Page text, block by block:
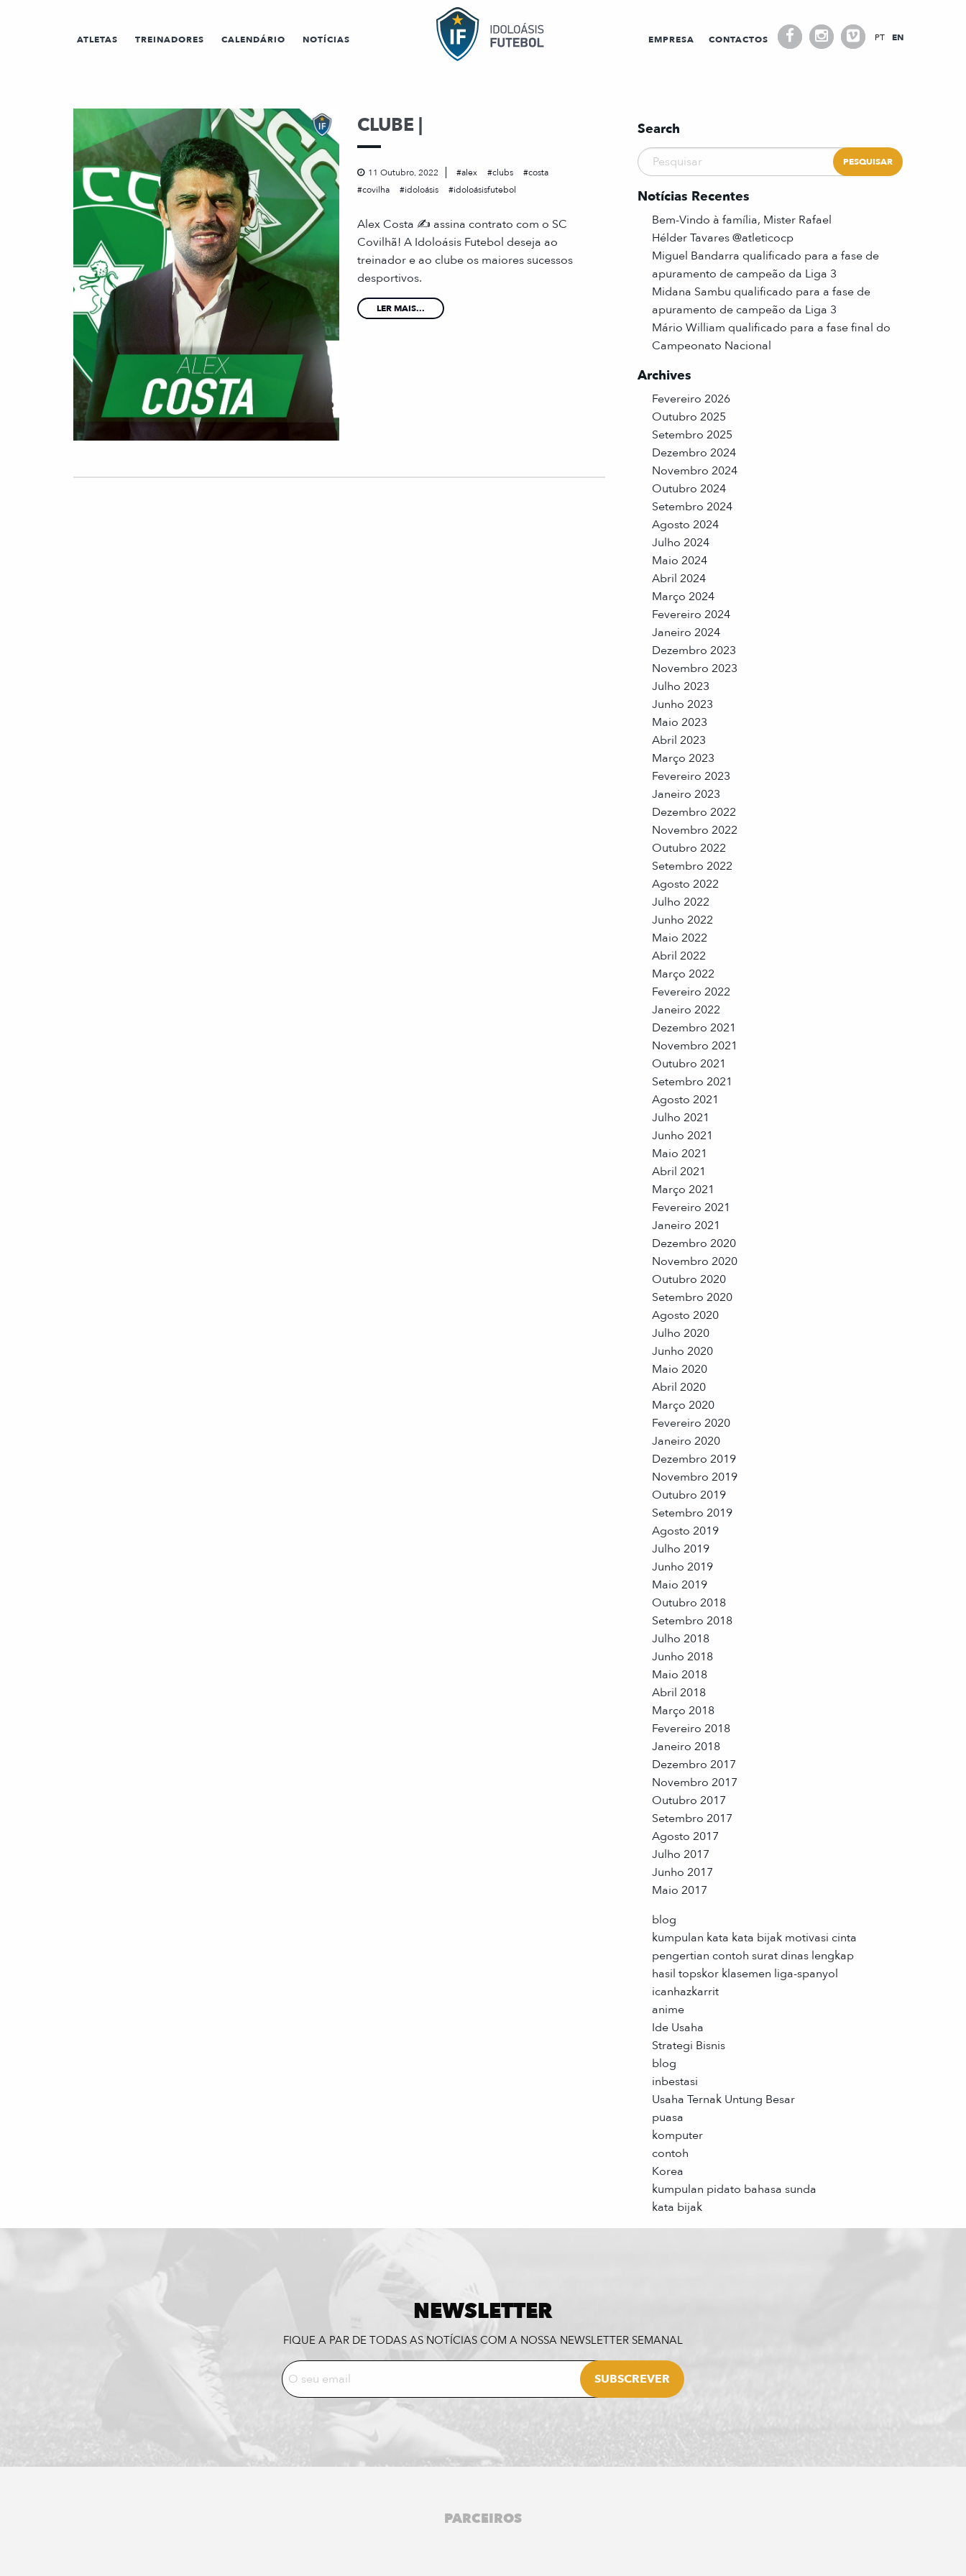
ATLETAS TREINADORES CALENDÁRIO NOTÍCIAS EMPRESA CONTACTOS PT EN
CLUBE |
11 Outubro, 2022 alex clubs
costa
covilha
idoloásis idoloásisfutebol
Alex Costa ✍️ assina contrato com o SC
Covilhã! A Idoloásis Futebol deseja ao
treinador e ao clube os maiores sucessos
desportivos.
LER MAIS...
Search
Notícias Recentes
Bem-Vindo à família, Mister Rafael
Hélder Tavares @atleticocp
Miguel Bandarra qualificado para a fase de
apuramento de campeão da Liga 3
Midana Sambu qualificado para a fase de
apuramento de campeão da Liga 3
Mário William qualificado para a fase final do
Campeonato Nacional
Archives
Fevereiro 2026
Outubro 2025
Setembro 2025
Dezembro 2024
Novembro 2024
Outubro 2024
Setembro 2024
Agosto 2024
Julho 2024
Maio 2024
Abril 2024
Março 2024
Fevereiro 2024
Janeiro 2024
Dezembro 2023
Novembro 2023
Julho 2023
Junho 2023
Maio 2023
Abril 2023
Março 2023
Fevereiro 2023
Janeiro 2023
Dezembro 2022
Novembro 2022
Outubro 2022
Setembro 2022
Agosto 2022
Julho 2022
Junho 2022
Maio 2022
Abril 2022
Março 2022
Fevereiro 2022
Janeiro 2022
Dezembro 2021
Novembro 2021
Outubro 2021
Setembro 2021
Agosto 2021
Julho 2021
Junho 2021
Maio 2021
Abril 2021
Março 2021
Fevereiro 2021
Janeiro 2021
Dezembro 2020
Novembro 2020
Outubro 2020
Setembro 2020
Agosto 2020
Julho 2020
Junho 2020
Maio 2020
Abril 2020
Março 2020
Fevereiro 2020
Janeiro 2020
Dezembro 2019
Novembro 2019
Outubro 2019
Setembro 2019
Agosto 2019
Julho 2019
Junho 2019
Maio 2019
Outubro 2018
Setembro 2018
Julho 2018
Junho 2018
Maio 2018
Abril 2018
Março 2018
Fevereiro 2018
Janeiro 2018
Dezembro 2017
Novembro 2017
Outubro 2017
Setembro 2017
Agosto 2017
Julho 2017
Junho 2017
Maio 2017
blog
kumpulan kata kata bijak motivasi cinta
pengertian contoh surat dinas lengkap
hasil topskor klasemen liga-spanyol
icanhazkarrit
anime
Ide Usaha
Strategi Bisnis
blog
inbestasi
Usaha Ternak Untung Besar
puasa
komputer
contoh
Korea
kumpulan pidato bahasa sunda
kata bijak
NEWSLETTER
FIQUE A PAR DE TODAS AS NOTÍCIAS COM A NOSSA NEWSLETTER SEMANAL
PARCEIROS